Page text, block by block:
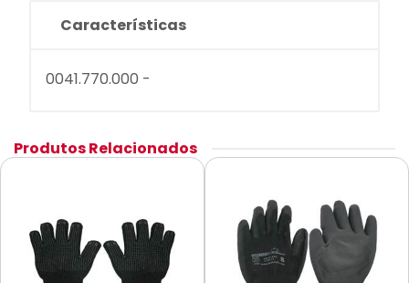
Características
0041.770.000 -
Produtos Relacionados